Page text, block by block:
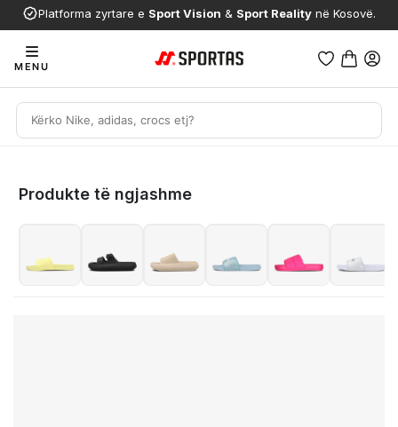
Platforma zyrtare e Sport Vision & Sport Reality në Kosovë.
MENU
Produkte të ngjashme